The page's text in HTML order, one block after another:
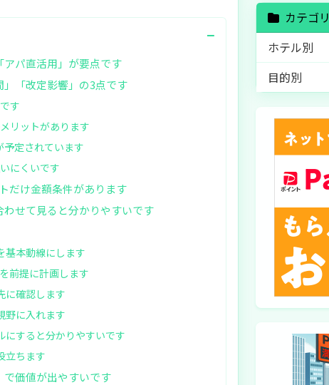
−
パ直活用」が要点です
「改定影響」の3点です
す
リットがあります
定されています
にくいです
だけ金額条件があります
せて見ると分かりやすいです
基本動線にします
前提に計画します
に確認します
野に入れます
にすると分かりやすいです
立ちます
価値が出やすいです
カテゴリ
ホテル別
目的別